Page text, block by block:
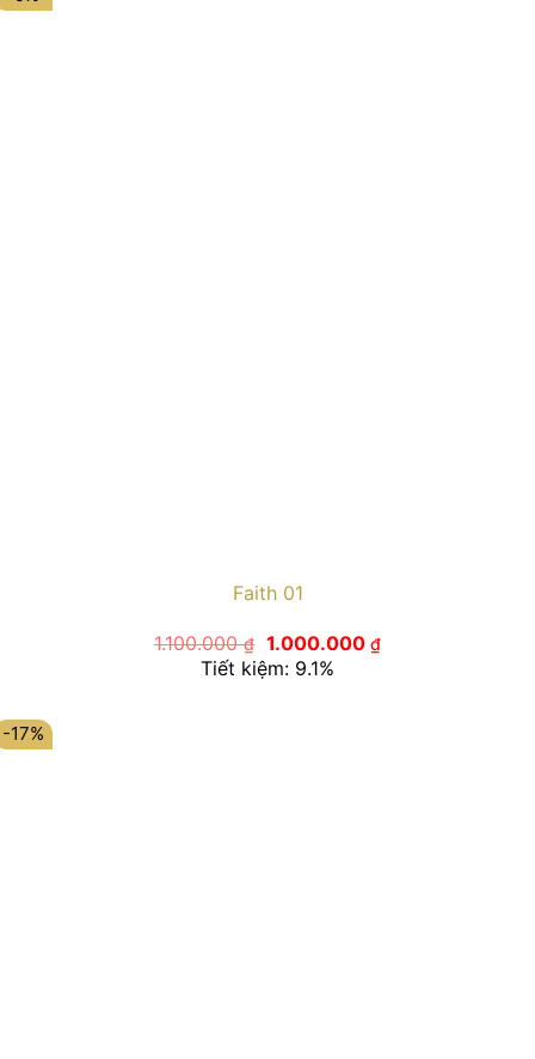
Faith 01
1.100.000₫ Giá
gốc
là:
1.000.000 ₫Giá
hiện
Tiết kiệm: 9.1%
-17%